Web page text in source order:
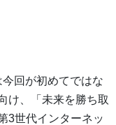
回が初めてではな
け、「未来を勝ち取
3世代インターネッ